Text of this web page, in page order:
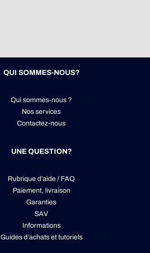
QUI SOMMES-NOUS?
Qui sommes-nous ?
Nos services
Contactez-nous
UNE QUESTION?
Rubrique d’aide / FAQ
Paiement, livraison
Garanties
SAV
Informations
Guides d’achats et tutoriels